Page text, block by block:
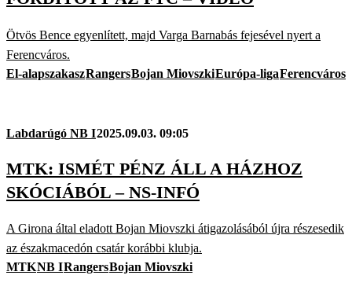
Ötvös Bence egyenlített, majd Varga Barnabás fejesével nyert a
Ferencváros.
El-alapszakaszRangersBojan MiovszkiEurópa-ligaFerencváros
Labdarúgó NB I2025.09.03. 09:05
MTK: ISMÉT PÉNZ ÁLL A HÁZHOZ
SKÓCIÁBÓL – NS-INFÓ
A Girona által eladott Bojan Miovszki átigazolásából újra részesedik
az északmacedón csatár korábbi klubja.
MTKNB IRangersBojan Miovszki